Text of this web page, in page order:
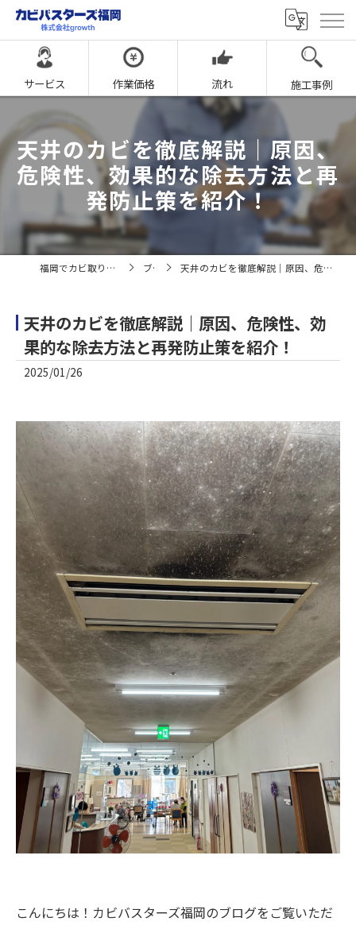
サービス 作業価格 流れ 施工事例
天井のカビを徹底解説｜原因、
危険性、効果的な除去方法と再
発防止策を紹介！
福岡でカビ取りならカビバスターズ福岡 ブログ 天井のカビを徹底解説｜原因、危険性、効果的な除去方法と再発防止策を紹介！
天井のカビを徹底解説｜原因、危険性、効
果的な除去方法と再発防止策を紹介！
2025/01/26
こんにちは！カビバスターズ福岡のブログをご覧いただ